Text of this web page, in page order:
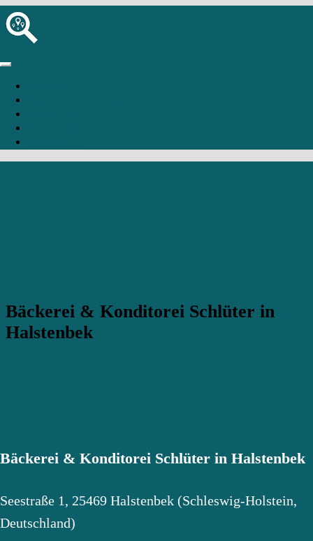
Bäckerei & Konditorei Schlüter in
Halstenbek
Bäckerei & Konditorei Schlüter in Halstenbek
Seestraße 1, 25469 Halstenbek (Schleswig-Holstein,
Deutschland)